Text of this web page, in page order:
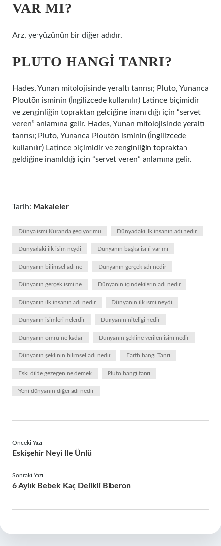
VAR MI?
Arz, yeryüzünün bir diğer adıdır.
PLUTO HANGI TANRI?
Hades, Yunan mitolojisinde yeraltı tanrısı; Pluto, Yunanca
Ploutōn isminin (İngilizcede kullanılır) Latince biçimidir
ve zenginliğin topraktan geldiğine inanıldığı için “servet
veren” anlamına gelir. Hades, Yunan mitolojisinde yeraltı
tanrısı; Pluto, Yunanca Ploutōn isminin (İngilizcede
kullanılır) Latince biçimidir ve zenginliğin topraktan
geldiğine inanıldığı için “servet veren” anlamına gelir.
Tarih: Makaleler
Dünya ismi Kuranda geçiyor mu Dünyadaki ilk insanın adı nedir
Dünyadaki ilk isim neydi Dünyanın başka ismi var mı
Dünyanın bilimsel adı ne Dünyanın gerçek adı nedir
Dünyanın gerçek ismi ne Dünyanın içindekilerin adı nedir
Dünyanın ilk insanın adı nedir Dünyanın ilk ismi neydi
Dünyanın isimleri nelerdir Dünyanın niteliği nedir
Dünyanın ömrü ne kadar Dünyanın şekline verilen isim nedir
Dünyanın şeklinin bilimsel adı nedir Earth hangi Tanrı
Eski dilde gezegen ne demek Pluto hangi tanrı
Yeni dünyanın diğer adı nedir
Önceki Yazı
Eskişehir Neyi Ile Ünlü
Sonraki Yazı
6 Aylık Bebek Kaç Delikli Biberon